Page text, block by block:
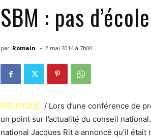
SBM : pas
par Romain - 2 mai 2014 à 7h00
POLITIQUE / Lors d’une conférence de
un point sur l’actualité du conseil
national Jacques Rit a annoncé qu’il était